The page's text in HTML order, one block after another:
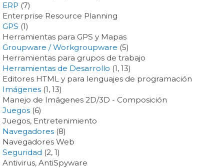
ERP (7)
Enterprise Resource Planning
GPS (1)
Herramientas para GPS y Mapas
Groupware / Workgroupware (5)
Herramientas para grupos de trabajo
Herramientas de Desarrollo (1, 13)
Editores HTML y para lenguajes de programación
Imágenes (1, 13)
Manejo de Imágenes 2D/3D - Composición
Juegos (6)
Juegos, Entretenimiento
Navegadores (8)
Navegadores Web
Seguridad (2, 1)
Antivirus, AntiSpyware